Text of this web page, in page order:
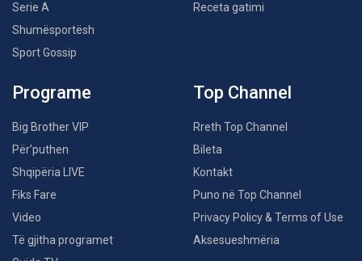
Serie A
Shumësportësh
Sport Gossip
Receta gatimi
Programe
Big Brother VIP
Për’puthen
Shqipëria LIVE
Fiks Fare
Video
Të gjitha programet
Top Channel
Rreth Top Channel
Bileta
Kontakt
Puno në Top Channel
Privacy Policy & Terms of Use
Aksesueshmëria